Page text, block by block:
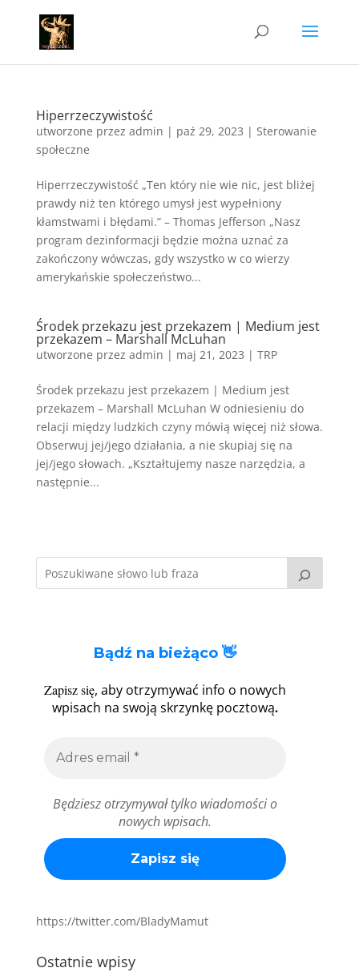
Hiperrzeczywistość
utworzone przez admin | paź 29, 2023 | Sterowanie
społeczne
Hiperrzeczywistość „Ten który nie wie nic, jest bliżej
prawdy niż ten którego umysł jest wypełniony
kłamstwami i błędami.” – Thomas Jefferson „Nasz
program dezinformacji będzie można uznać za
zakończony wówczas, gdy wszystko w co wierzy
amerykańskie społeczeństwo...
Środek przekazu jest przekazem | Medium jest
przekazem – Marshall McLuhan
utworzone przez admin | maj 21, 2023 | TRP
Środek przekazu jest przekazem | Medium jest
przekazem – Marshall McLuhan W odniesieniu do
relacji między ludzkich czyny mówią więcej niż słowa.
Obserwuj jej/jego działania, a nie skupiaj się na
jej/jego słowach. „Kształtujemy nasze narzędzia, a
następnie...
Bądź na bieżąco 👋
Zapisz się, aby otrzymywać info o nowych
wpisach na swoją skrzynkę pocztową.
Będziesz otrzymywał tylko wiadomości o
nowych wpisach.
https://twitter.com/BladyMamut
Ostatnie wpisy